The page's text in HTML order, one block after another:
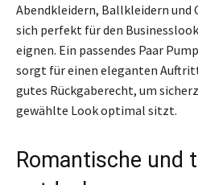
Abendkleidern, Ballkleidern und
sich perfekt für den
eignen. Ein passendes Paar
sorgt für einen eleganten
gutes Rückgaberecht, um
gewählte Look optimal sitzt.
Romantische und